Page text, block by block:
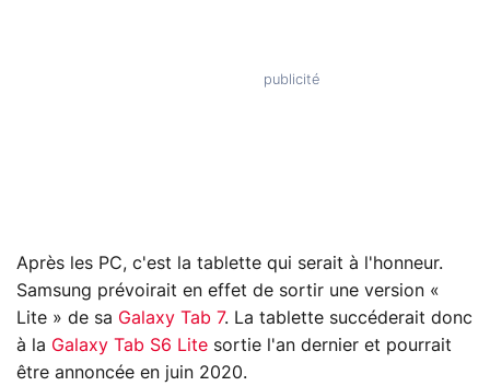
Après les PC, c'est la tablette qui serait à l'honneur.
Samsung prévoirait en effet de sortir une version «
Lite » de sa Galaxy Tab 7. La tablette succéderait donc
à la Galaxy Tab S6 Lite sortie l'an dernier et pourrait
être annoncée en juin 2020.